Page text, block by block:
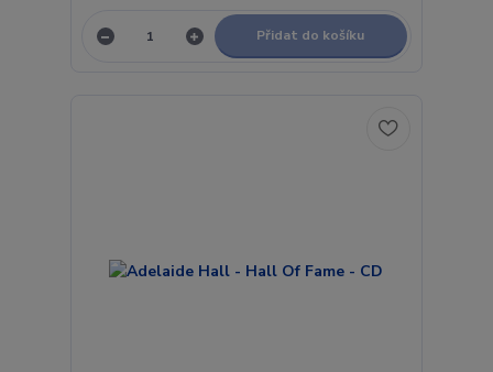
Přidat do košíku